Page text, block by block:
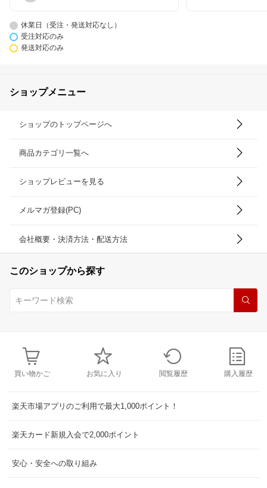
休業日（受注・発送対応なし）
受注対応のみ
発送対応のみ
ショップメニュー
ショップのトップページへ
商品カテゴリ一覧へ
ショップレビューを見る
メルマガ登録(PC)
会社概要・決済方法・配送方法
このショップから探す
買い物かご お気に入り 閲覧履歴 購入履歴
楽天市場アプリのご利用で最大1,000ポイント！
楽天カード新規入会で2,000ポイント
安心・安全への取り組み